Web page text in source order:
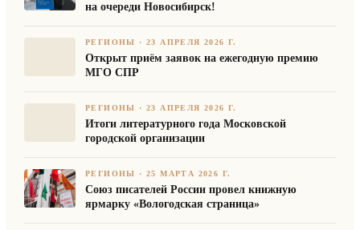
на очереди Новосибирск!
РЕГИОНЫ ·23 АПРЕЛЯ 2026 Г.
Открыт приём заявок на ежегодную премию
МГО СПР
РЕГИОНЫ ·23 АПРЕЛЯ 2026 Г.
Итоги литературного года Московской
городской организации
РЕГИОНЫ ·25 МАРТА 2026 Г.
Союз писателей России провел книжную
ярмарку «Вологодская страница»